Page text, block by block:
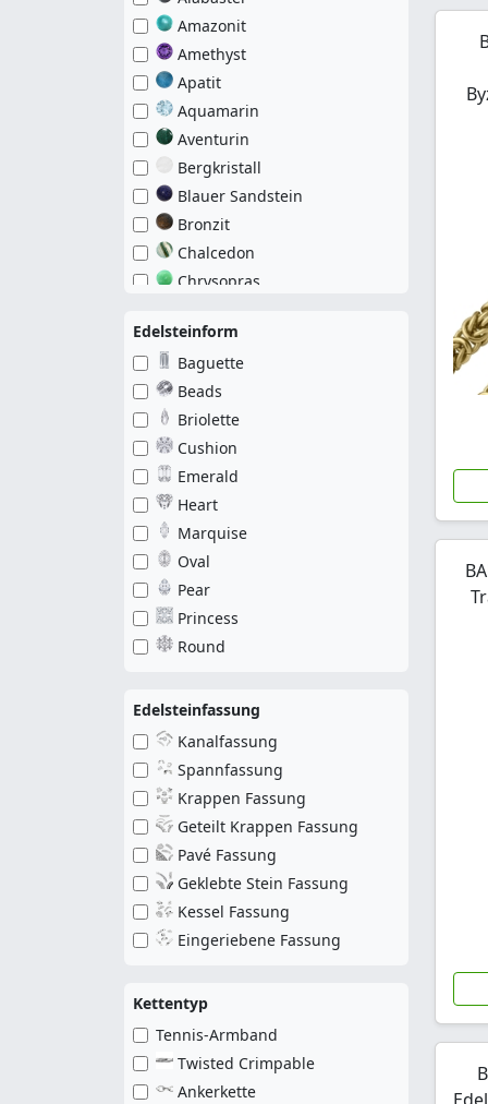
Nautischer Schmuckstil
Nonfiguratív
Oval
Patrone
Pentagramm
Pfeil
Pyramide
Quadratisch
Rechteck
Rund
Schädel
Schlange
Schlüssel
Schmetterling
Schneeflocke
Seestern
Sonne
Stern
Steuerrad
Teddybär
Teufel
Tier
Tropfen
Unendlichkeit
Vogel
Vorhängeschloss
Wolf
Würfel
Zylinder
Amazonit
Amethyst
Apatit
Aquamarin
Aventurin
Bergkristall
Blauer Sandstein
Bronzit
Chalcedon
Chrysopras
Druzy
Echte Perle
Falkenauge
Fluorit
Fossil
Glas
Granate
Hämatit
Heliotrop
Howlit
Iolith
Jade
Koralle
Kristall
Kunzite
Kyanit
Labradorit
Lapislazuli
Lavastein
Magnesit
Magnetit
Moosachat
Morganit
Muschelperle
Edelsteinform
Baguette
Beads
Briolette
Cushion
Emerald
Heart
Marquise
Oval
Pear
Princess
Round
Edelsteinfassung
Kanalfassung
Spannfassung
Krappen Fassung
Geteilt Krappen Fassung
Pavé Fassung
Geklebte Stein Fassung
Kessel Fassung
Eingeriebene Fassung
Kettentyp
Tennis-Armband
Twisted Crimpable
Ankerkette